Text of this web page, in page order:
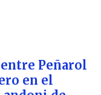
Peñarol
en el